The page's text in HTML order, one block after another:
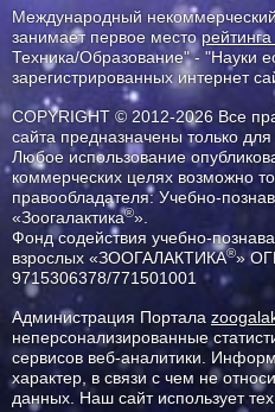
Международный
занимает первое место
Техника/Образование" - "Науки
зарегистрированных интернет
COPYRIGHT © 2012-2026 Все
сайта предназначены только для
Любое использование
коммерческих целях возможно
правообладателя: Учебно-
«Зоогалактика®».
Фонд содействия учебно-
взрослых «ЗООГАЛАКТИКА®»
9715306378/771501001
Администрация Портала
неперсонализированные
сервисов веб-аналитики.
характер, в связи с чем не
данных. Наш сайт использует